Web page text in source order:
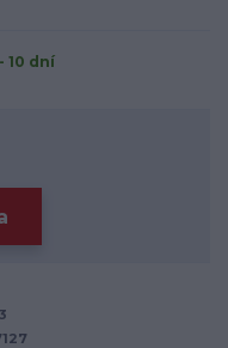
10 dní